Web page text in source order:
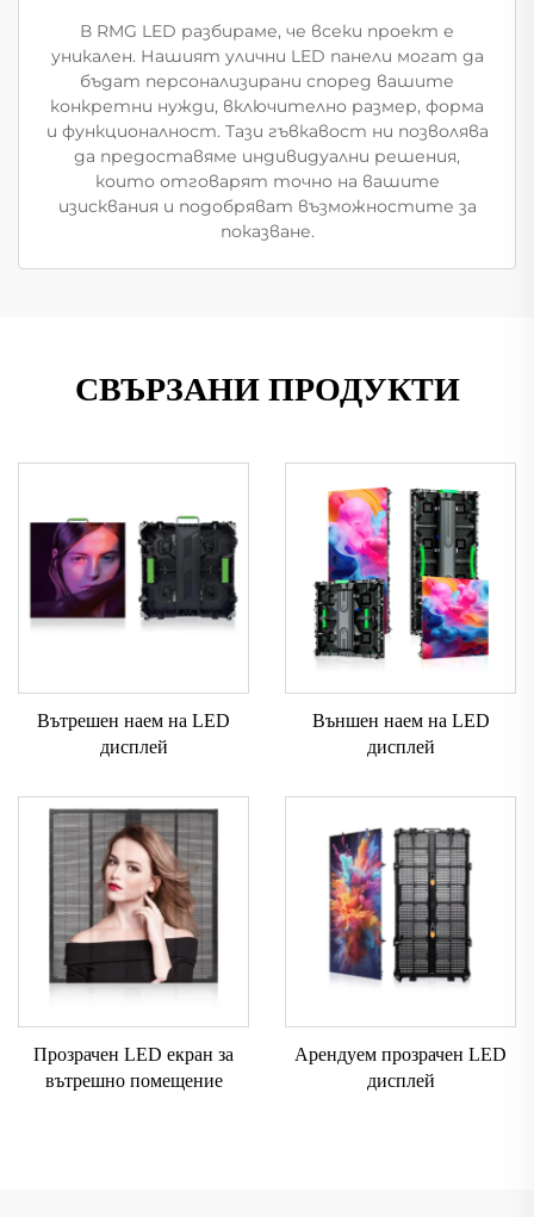
В RMG LED разбираме, че всеки проект е
уникален. Нашият улични LED панели могат да
бъдат персонализирани според вашите
конкретни нужди, включително размер, форма
и функционалност. Тази гъвкавост ни позволява
да предоставяме индивидуални решения,
които отговарят точно на вашите
изисквания и подобряват възможностите за
показване.
СВЪРЗАНИ ПРОДУКТИ
Вътрешен наем на LED
дисплей
Външен наем на LED
дисплей
Прозрачен LED екран за
вътрешно помещение
Арендуем прозрачен LED
дисплей